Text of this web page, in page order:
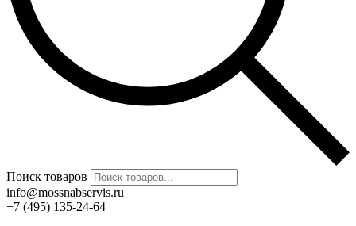
Поиск товаров
info@mossnabservis.ru
+7 (495) 135-24-64